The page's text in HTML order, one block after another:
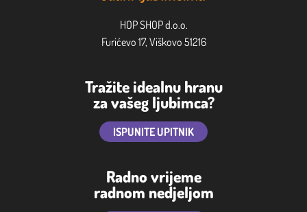
HOP SHOP d.o.o.
Furićevo 17, Viškovo 51216
Tražite idealnu hranu
za vašeg ljubimca?
ISPUNITE UPITNIK
Radno vrijeme
radnom nedjeljom